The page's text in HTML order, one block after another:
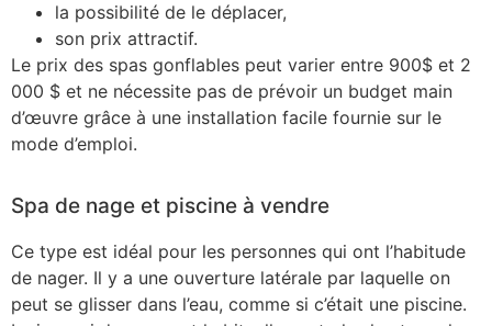
la possibilité de le déplacer,
son prix attractif.
Le prix des spas gonflables peut varier entre 900$ et 2
000 $ et ne nécessite pas de prévoir un budget main
d’œuvre grâce à une installation facile fournie sur le
mode d’emploi.
Spa de nage et piscine à vendre
Ce type est idéal pour les personnes qui ont l’habitude
de nager. Il y a une ouverture latérale par laquelle on
peut se glisser dans l’eau, comme si c’était une piscine.